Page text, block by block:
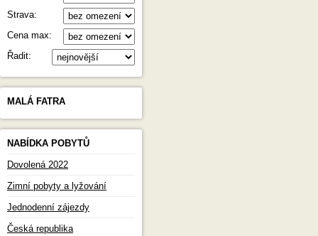
Strava:
Cena max:
Řadit:
MALÁ FATRA
NABÍDKA POBYTŮ
Dovolená 2022
Zimní pobyty a lyžování
Jednodenní zájezdy
Česká republika